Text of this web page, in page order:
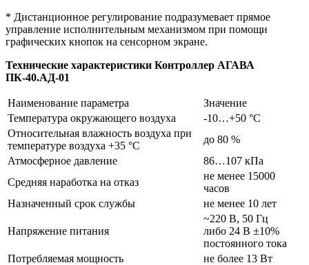
* Дистанционное регулирование подразумевает прямое
управление исполнительным механизмом при помощи
графических кнопок на сенсорном экране.
Технические характеристики Контроллер АГАВА
ПК-40.АД-01
Наименование параметра
Значение
Температура окружающего воздуха
-10…+50 °С
Относительная влажность воздуха при
температуре воздуха +35 °С
до 80 %
Атмосферное давление
86…107 кПа
Средняя наработка на отказ
не менее 15000
часов
Назначенный срок службы
не менее 10 лет
Напряжение питания
~220 В, 50 Гц
либо 24 В ±10%
постоянного тока
Потребляемая мощность
не более 13 Вт